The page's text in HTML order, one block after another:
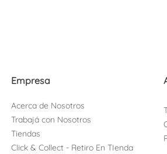
Empresa
Acerca de Nosotros
Trabajá con Nosotros
Tiendas
Click & Collect - Retiro En TIenda